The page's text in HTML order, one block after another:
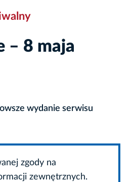
– 8 maja
wydanie serwisu
zgody na
zewnętrznych.